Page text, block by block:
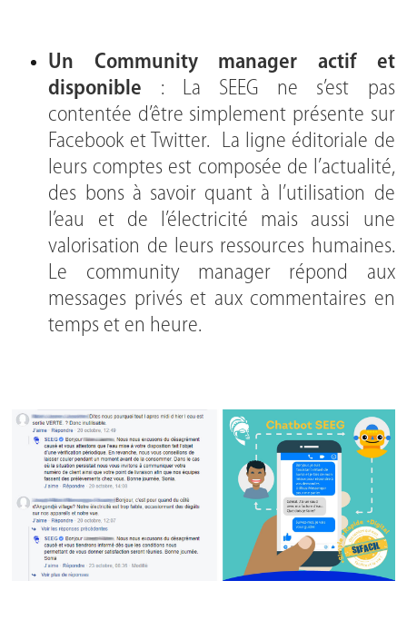
Un Community manager actif et
disponible : La SEEG ne s’est pas
contentée d’être simplement présente sur
Facebook et Twitter. La ligne éditoriale de
leurs comptes est composée de l’actualité,
des bons à savoir quant à l’utilisation de
l’eau et de l’électricité mais aussi une
valorisation de leurs ressources humaines.
Le community manager répond aux
messages privés et aux commentaires en
temps et en heure.